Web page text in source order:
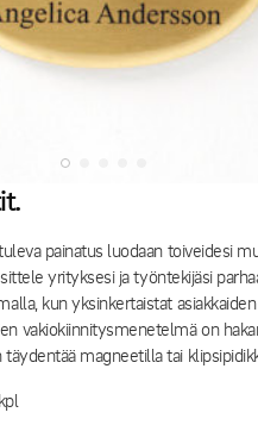
painatus luodaan toiveidesi
yrityksesi ja työntekijäsi
kun yksinkertaistat
vakiokiinnitysmenetelmä on
magneetilla tai